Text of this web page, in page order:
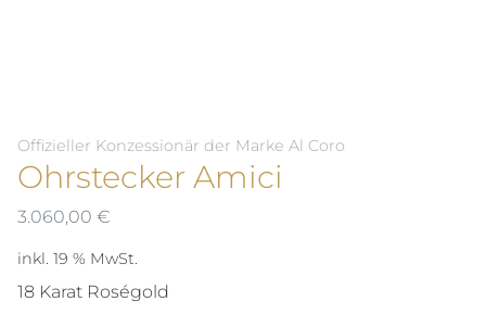
Offizieller Konzessionär der Marke Al Coro
Ohrstecker Amici
3.060,00 €
inkl. 19 % MwSt.
18 Karat Roségold